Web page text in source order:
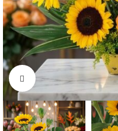
Click to enlarge